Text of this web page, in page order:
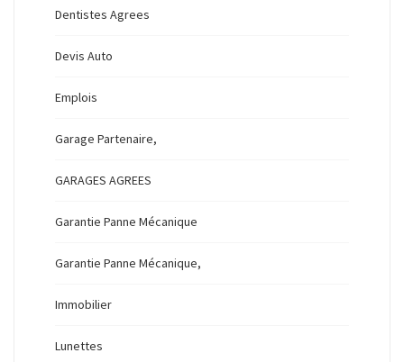
Dentistes Agrees
Devis Auto
Emplois
Garage Partenaire,
GARAGES AGREES
Garantie Panne Mécanique
Garantie Panne Mécanique,
Immobilier
Lunettes